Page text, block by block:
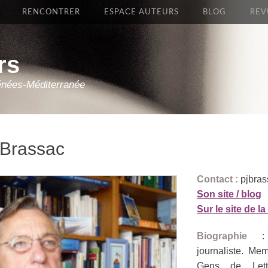
Méditerranée
RENCONTRER ESPACE AUTEURS BLOG
Contact :
Son site / blog
Sur le site de la
Biographie :
journaliste.
Gens de